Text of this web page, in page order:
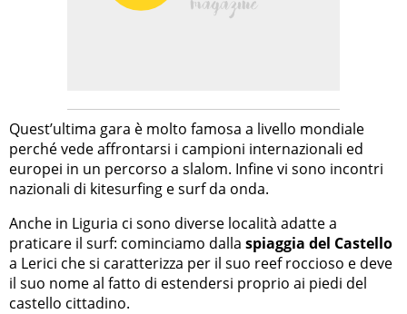
Quest’ultima gara è molto famosa a livello mondiale
perché vede affrontarsi i campioni internazionali ed
europei in un percorso a slalom. Infine vi sono incontri
nazionali di kitesurfing e surf da onda.
Anche in Liguria ci sono diverse località adatte a
praticare il surf: cominciamo dalla spiaggia del Castello
a Lerici che si caratterizza per il suo reef roccioso e deve
il suo nome al fatto di estendersi proprio ai piedi del
castello cittadino.